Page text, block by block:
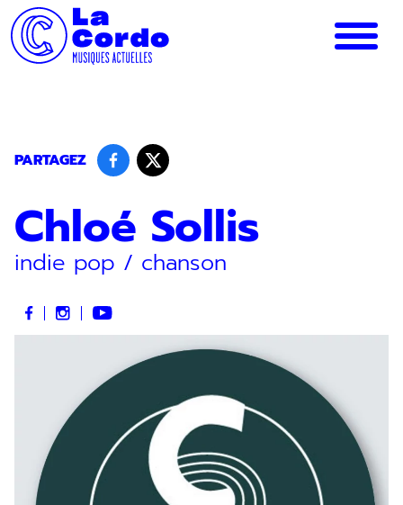
Panneau de gestion des cookies
PARTAGEZ
Chloé Sollis
indie pop / chanson